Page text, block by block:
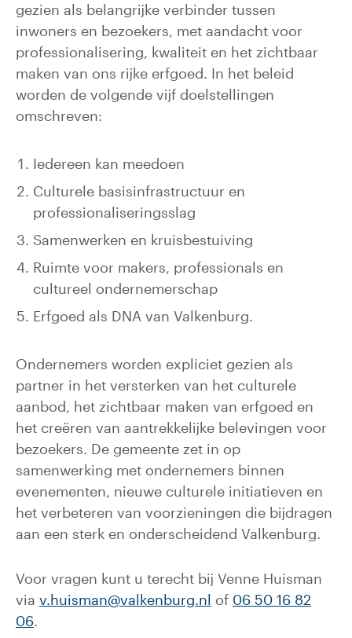
gezien als belangrijke verbinder tussen
inwoners en bezoekers, met aandacht voor
professionalisering, kwaliteit en het zichtbaar
maken van ons rijke erfgoed. In het beleid
worden de volgende vijf doelstellingen
omschreven:
Iedereen kan meedoen
Culturele basisinfrastructuur en
professionaliseringsslag
Samenwerken en kruisbestuiving
Ruimte voor makers, professionals en
cultureel ondernemerschap
Erfgoed als DNA van Valkenburg.
Ondernemers worden expliciet gezien als
partner in het versterken van het culturele
aanbod, het zichtbaar maken van erfgoed en
het creëren van aantrekkelijke belevingen voor
bezoekers. De gemeente zet in op
samenwerking met ondernemers binnen
evenementen, nieuwe culturele initiatieven en
het verbeteren van voorzieningen die bijdragen
aan een sterk en onderscheidend Valkenburg.
Voor vragen kunt u terecht bij Venne Huisman
via v.huisman@valkenburg.nl of 06 50 16 82
06.